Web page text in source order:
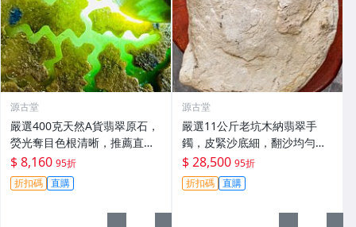
源古堂
嚴選400克天然A貨翡翠原石，
熒光奪目色根清晰，推薦直接
把玩與雕刻，支持私人訂制取
件 翡翠原石 天然A貨 熒光翡翠
$ 8,160 95折
折扣碼 直購
源古堂
嚴選11公斤老坑木納翡翠手
鐲，皮緊沙底細，翻沙均勻，
適合收藏家鐲#翡翠 手鐲 玉石
$ 28,500 95折
折扣碼 直購